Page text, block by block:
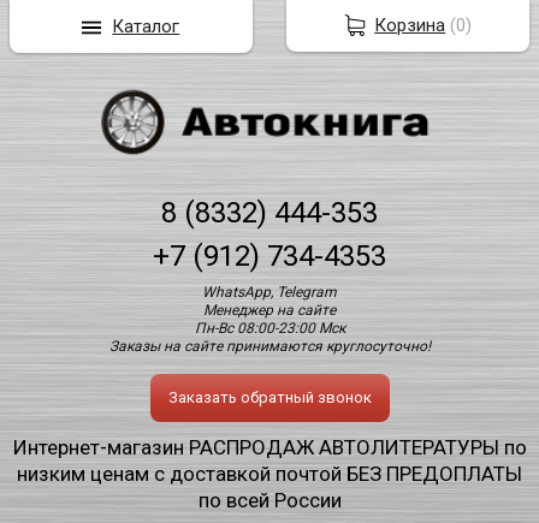
8 (8332) 444-353
+7 (912) 734-4353
WhatsApp, Telegram
Менеджер на сайте
Пн-Вс 08:00-23:00 Мск
Заказы на сайте принимаются круглосуточно!
Заказать обратный звонок
Интернет-магазин РАСПРОДАЖ АВТОЛИТЕРАТУРЫ по
низким ценам с доставкой почтой БЕЗ ПРЕДОПЛАТЫ
по всей России
Корзина (0)
Каталог